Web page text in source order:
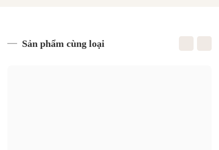
Sản phẩm cùng loại